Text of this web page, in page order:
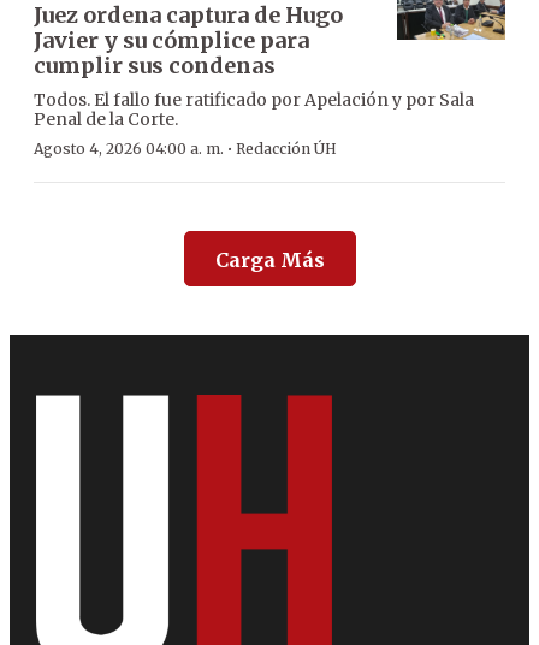
Juez ordena captura de Hugo
Javier y su cómplice para
cumplir sus condenas
Todos. El fallo fue ratificado por Apelación y por Sala
Penal de la Corte.
Agosto 4, 2026 04:00 a. m. · Redacción ÚH
Carga Más